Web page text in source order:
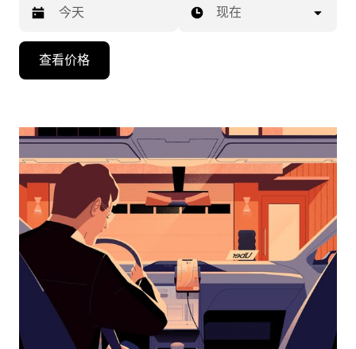
向
头
浏
日
并
期。
现在
查看价格